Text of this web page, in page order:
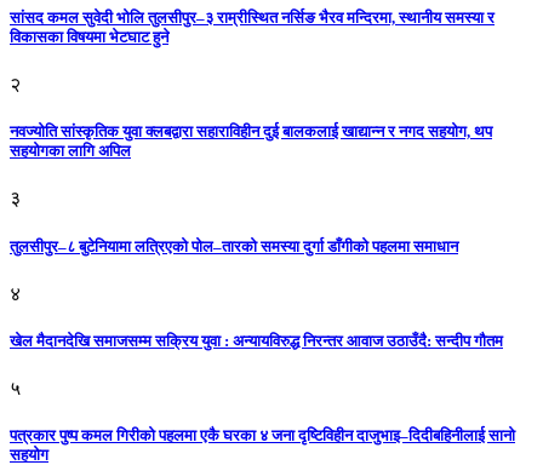
सांसद कमल सुवेदी भोलि तुलसीपुर–३ राम्रीस्थित नर्सिङ भैरव मन्दिरमा, स्थानीय समस्या र
विकासका विषयमा भेटघाट हुने
२
नवज्योति सांस्कृतिक युवा क्लबद्वारा सहाराविहीन दुई बालकलाई खाद्यान्न र नगद सहयोग, थप
सहयोगका लागि अपिल
३
तुलसीपुर–८ बुटेनियामा लत्रिएको पोल–तारको समस्या दुर्गा डाँगीको पहलमा समाधान
४
खेल मैदानदेखि समाजसम्म सक्रिय युवा : अन्यायविरुद्ध निरन्तर आवाज उठाउँदै: सन्दीप गौतम
५
पत्रकार पुष्प कमल गिरीको पहलमा एकै घरका ४ जना दृष्टिविहीन दाजुभाइ–दिदीबहिनीलाई सानो
सहयोग